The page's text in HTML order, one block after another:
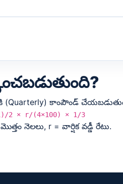
కాంపౌండ్
2 × r/(4×100) × 1/3
నెలలు, r = వార్షిక వడ్డీ రేటు.